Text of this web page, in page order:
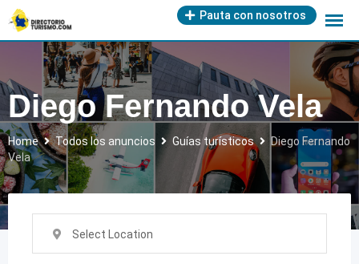
Skip
to
content
Pauta con nosotros
Diego Fernando Vela
Home Todos los anuncios Guías turísticos
Diego Fernando
Vela
Select Location